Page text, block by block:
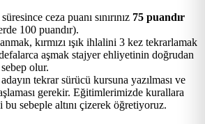
ceza puanı sınırınız 75 puandır
100 puandır).
kırmızı ışık ihlalini 3 kez tekrarlamak
defalarca aşmak stajyer ehliyetinin doğrudan
sebep olur.
tekrar sürücü kursuna yazılması ve
gerekir. Eğitimlerimizde kurallara
bu sebeple altını çizerek öğretiyoruz.